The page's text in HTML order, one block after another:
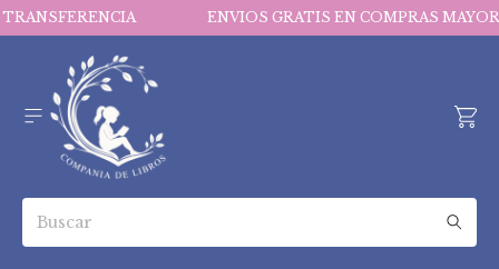
ENVIOS GRATIS EN COMPRAS